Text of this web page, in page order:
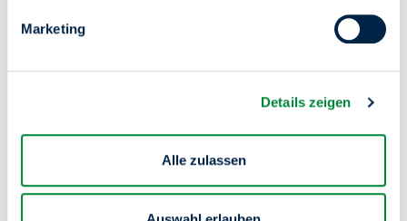
Marketing
Details zeigen
Alle zulassen
Wir schaffen Raum für
dein Zuhause.